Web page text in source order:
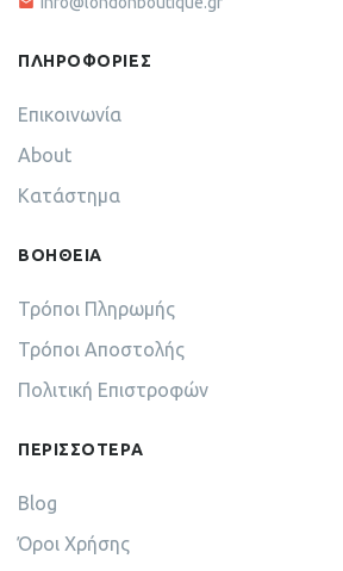
ΠΛΗΡΟΦΟΡΙΕΣ
Επικοινωνία
About
Κατάστημα
ΒΟΗΘΕΙΑ
Τρόποι Πληρωμής
Τρόποι Αποστολής
Πολιτική Επιστροφών
ΠΕΡΙΣΣΟΤΕΡΑ
Blog
Όροι Χρήσης